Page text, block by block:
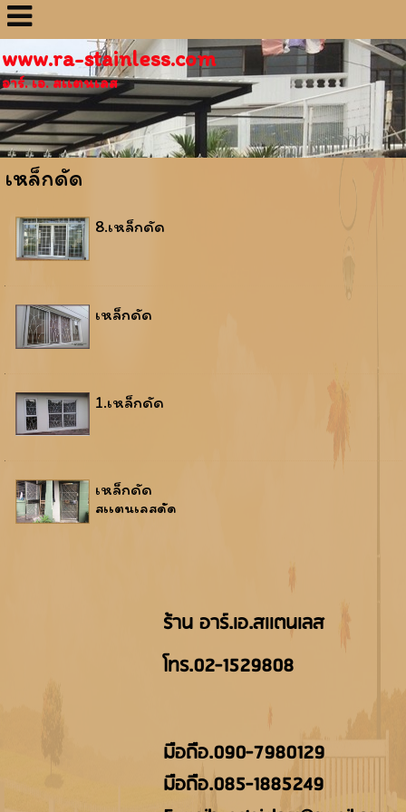
www.ra-stainless.com
อาร์. เอ. สเเตนเลส
เหล็กดัด
8.เหล็กดัด
เหล็กดัด
1.เหล็กดัด
เหล็กดัด
สเเตนเลสดัด
ร้าน อาร์.เอ.สเเตนเลส
โทร.02-1529808
มือถืิอ.090-7980129
มือถือ.085-1885249